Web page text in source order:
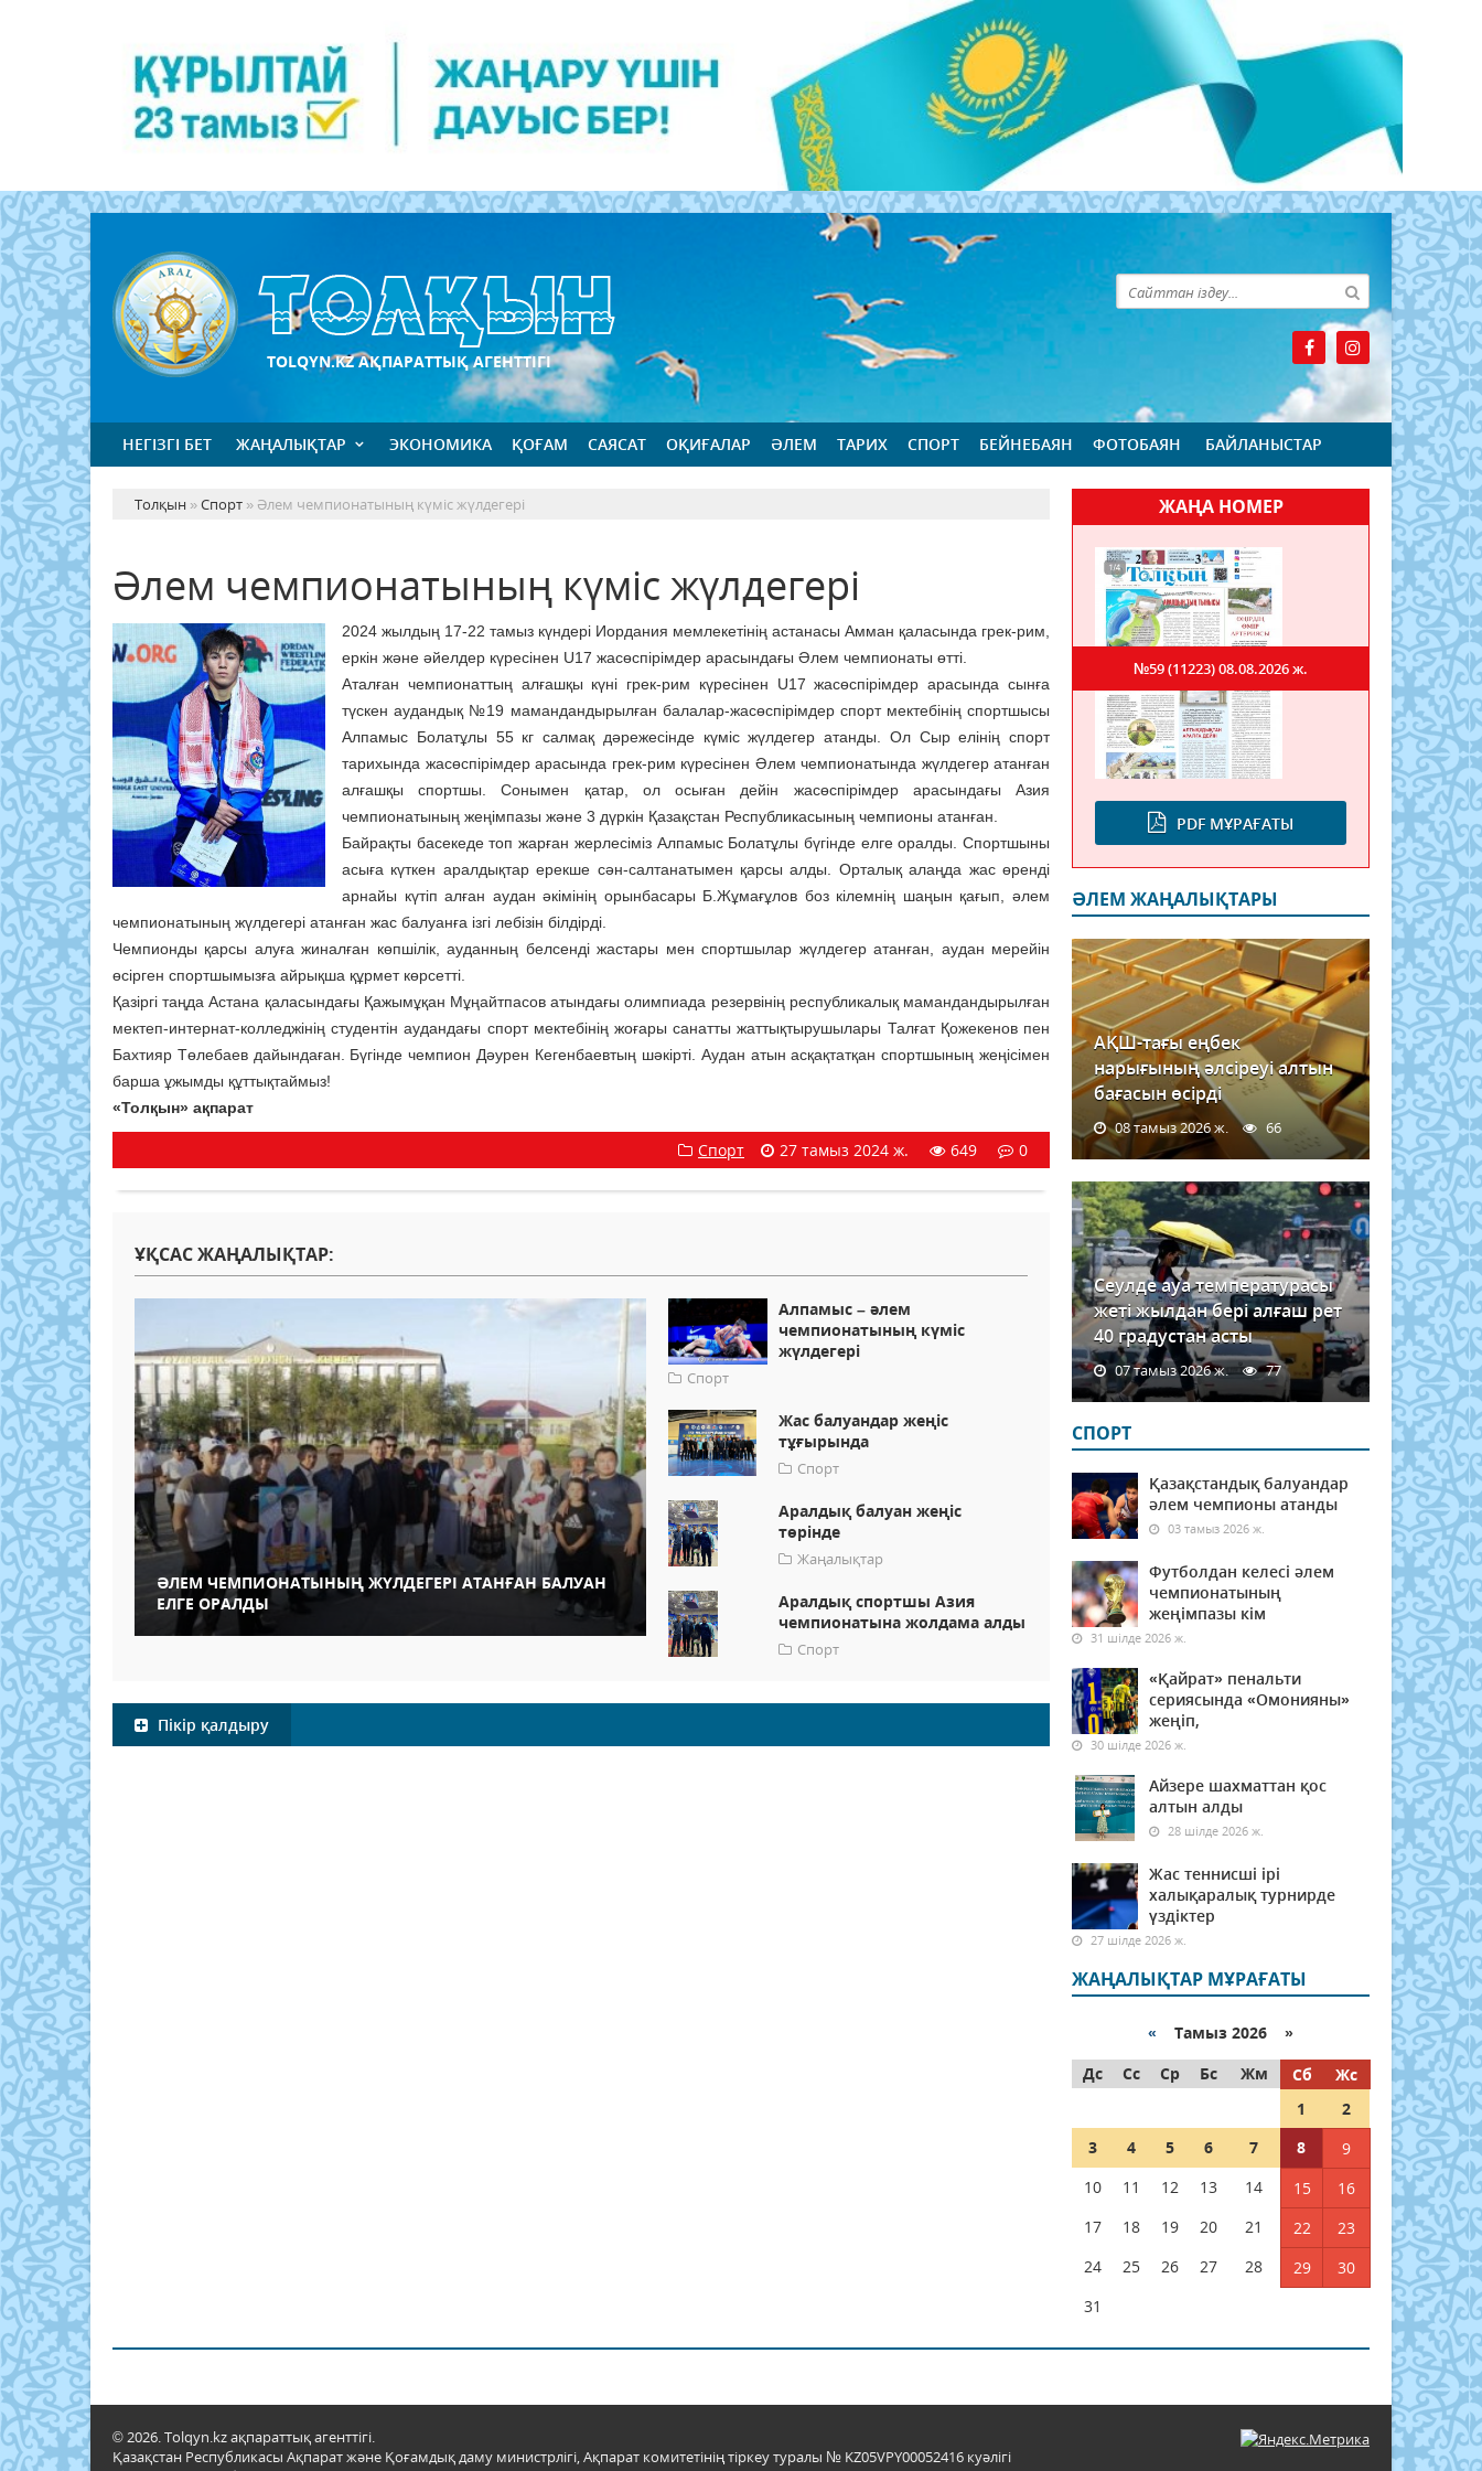
TOLQYN.KZ АҚПАРАТТЫҚ АГЕНТТІГІ
НЕГІЗГІ БЕТ ЖАҢАЛЫҚТАР ЭКОНОМИКА ҚОҒАМ САЯСАТ ОҚИҒАЛАР ӘЛЕМ ТАРИХ СПОРТ БЕЙНЕБАЯН ФОТОБАЯН БАЙЛАНЫСТАР
Толқын »Спорт » Әлем чемпионатының күміс жүлдегері
Әлем чемпионатының күміс жүлдегері
2024 жылдың 17-22 тамыз күндері Иордания мемлекетінің астанасы Амман қаласында грек-рим,
еркін және әйелдер күресінен U17 жасөспірімдер арасындағы Әлем чемпионаты өтті.
Аталған чемпионаттың алғашқы күні грек-рим күресінен U17 жасөспірімдер арасында сынға
түскен аудандық №19 мамандандырылған балалар-жасөспірімдер спорт мектебінің спортшысы
Алпамыс Болатұлы 55 кг салмақ дәрежесінде күміс жүлдегер атанды. Ол Сыр елінің спорт
тарихында жасөспірімдер арасында грек-рим күресінен Әлем чемпионатында жүлдегер атанған
алғашқы спортшы. Сонымен қатар, ол осыған дейін жасөспірімдер арасындағы Азия
чемпионатының жеңімпазы және 3 дүркін Қазақстан Республикасының чемпионы атанған.
Байрақты басекеде топ жарған жерлесіміз Алпамыс Болатұлы бүгінде елге оралды. Спортшыны
асыға күткен аралдықтар ерекше сән-салтанатымен қарсы алды. Орталық алаңда жас өренді
арнайы күтіп алған аудан әкімінің орынбасары Б.Жұмағұлов боз кілемнің шаңын қағып, әлем
чемпионатының жүлдегері атанған жас балуанға ізгі лебізін білдірді.
Чемпионды қарсы алуға жиналған көпшілік, ауданның белсенді жастары мен спортшылар жүлдегер атанған, аудан мерейін
өсірген спортшымызға айрықша құрмет көрсетті.
Қазіргі таңда Астана қаласындағы Қажымұқан Мұңайтпасов атындағы олимпиада резервінің республикалық мамандандырылған
мектеп-интернат-колледжінің студентін аудандағы спорт мектебінің жоғары санатты жаттықтырушылары Талғат Қожекенов пен
Бахтияр Төлебаев дайындаған. Бүгінде чемпион Дәурен Кегенбаевтың шәкірті. Аудан атын асқақтатқан спортшының жеңісімен
барша ұжымды құттықтаймыз!
«Толқын» ақпарат
Спорт 27 тамыз 2024 ж. 649 0
ҰҚСАС ЖАҢАЛЫҚТАР:
ӘЛЕМ ЧЕМПИОНАТЫНЫҢ ЖҮЛДЕГЕРІ АТАНҒАН БАЛУАН
ЕЛГЕ ОРАЛДЫ
Алпамыс – әлем
чемпионатының күміс
жүлдегері
Спорт
Жас балуандар жеңіс
тұғырында
Спорт
Аралдық балуан жеңіс
төрінде
Жаңалықтар
Аралдық спортшы Азия
чемпионатына жолдама алды
Спорт
Пікір қалдыру
ЖАҢА НОМЕР
PDF МҰРАҒАТЫ
№59 (11223)08.08.2026 ж.
ӘЛЕМ ЖАҢАЛЫҚТАРЫ
АҚШ-тағы еңбек
нарығының әлсіреуі алтын
бағасын өсірді
08 тамыз 2026 ж. 66
Сеулде ауа температурасы
жеті жылдан бері алғаш рет
40 градустан асты
07 тамыз 2026 ж. 77
СПОРТ
Қазақстандық балуандар
әлем чемпионы атанды
03 тамыз 2026 ж.
Футболдан келесі әлем
чемпионатының
жеңімпазы кім
31 шілде 2026 ж.
«Қайрат» пенальти
сериясында «Омонияны»
жеңіп,
30 шілде 2026 ж.
Айзере шахматтан қос
алтын алды
28 шілде 2026 ж.
Жас теннисші ірі
халықаралық турнирде
үздіктер
27 шілде 2026 ж.
ЖАҢАЛЫҚТАР МҰРАҒАТЫ
« Тамыз 2026 »
Дс
Сс Ср Бс Жм Сб
Жс
1
2
3
4 5 6 7 8
9
10
11 12 13 14 15
16
17
18 19 20 21 22
23
24
25 26 27 28 29
30
31
© 2026. Tolqyn.kz ақпараттық агенттігі.
Қазақстан Республикасы Ақпарат және Қоғамдық даму министрлігі, Ақпарат комитетінің тіркеу туралы № KZ05VPY00052416 куәлігі